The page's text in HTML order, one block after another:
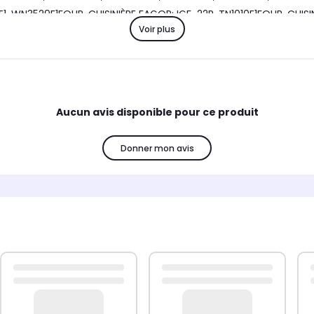
WN3529F1FOUR, CUISINIÈRE FAGOR: IGF-22R, TN1010E1FOUR,
GLX6600B, GLX6600W, GLX7600B, GV200NLOT, GV30N,
Voir plus
Aucun avis disponible pour ce produit
Donner mon avis